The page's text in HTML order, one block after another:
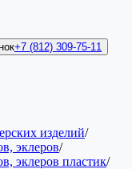
+7 (812) 309-75-11
изделий/
эклеров/
эклеров пластик/